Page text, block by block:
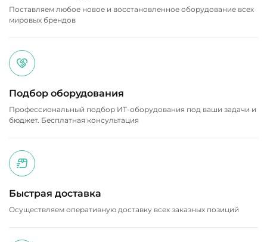
Поставляем любое новое и восстановленное оборудование всех
мировых брендов
Подбор оборудования
Профессиональный подбор ИТ-оборудования под ваши задачи и
бюджет. Бесплатная консультация
Быстрая доставка
Осуществляем оперативную доставку всех заказных позиций